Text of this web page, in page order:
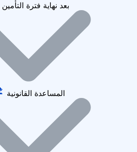
بعد نهاية فترة التأمين
المساعدة القانونية